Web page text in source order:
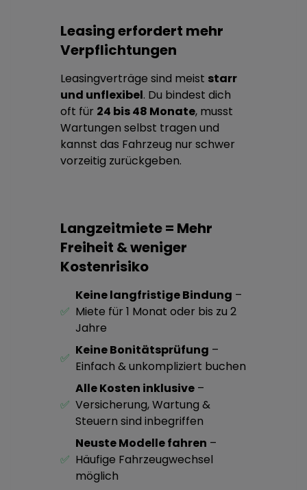
Leasing erfordert mehr
Verpflichtungen
Leasingverträge sind meist starr
und unflexibel. Du bindest dich
oft für 24 bis 48 Monate, musst
Wartungen selbst tragen und
kannst das Fahrzeug nur schwer
vorzeitig zurückgeben.
Langzeitmiete = Mehr
Freiheit & weniger
Kostenrisiko
✅
Keine langfristige Bindung –
Miete für 1 Monat oder bis zu 2
Jahre
✅
Keine Bonitätsprüfung –
Einfach & unkompliziert buchen
✅
Alle Kosten inklusive –
Versicherung, Wartung &
Steuern sind inbegriffen
✅
Neuste Modelle fahren –
Häufige Fahrzeugwechsel
möglich